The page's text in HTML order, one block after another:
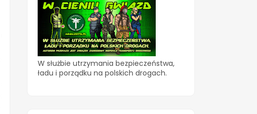
W służbie utrzymania bezpieczeństwa,
ładu i porządku na polskich drogach.